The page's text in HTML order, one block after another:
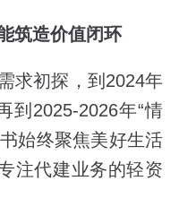
筑造价值闭环
求初探，到2024年
到2025-2026年“情
始终聚焦美好生活
注代建业务的轻资